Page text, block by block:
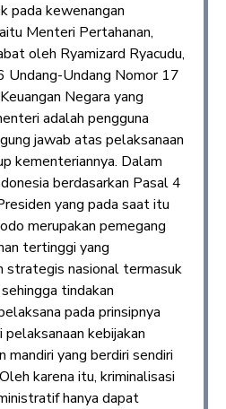
pada kewenangan
Menteri Pertahanan,
oleh Ryamizard Ryacudu,
Undang-Undang Nomor 17
Negara yang
adalah pengguna
jawab atas pelaksanaan
kementeriannya. Dalam
berdasarkan Pasal 4
yang pada saat itu
merupakan pemegang
tertinggi yang
strategis nasional termasuk
tindakan
pada prinsipnya
pelaksanaan kebijakan
mandiri yang berdiri sendiri
karena itu, kriminalisasi
hanya dapat